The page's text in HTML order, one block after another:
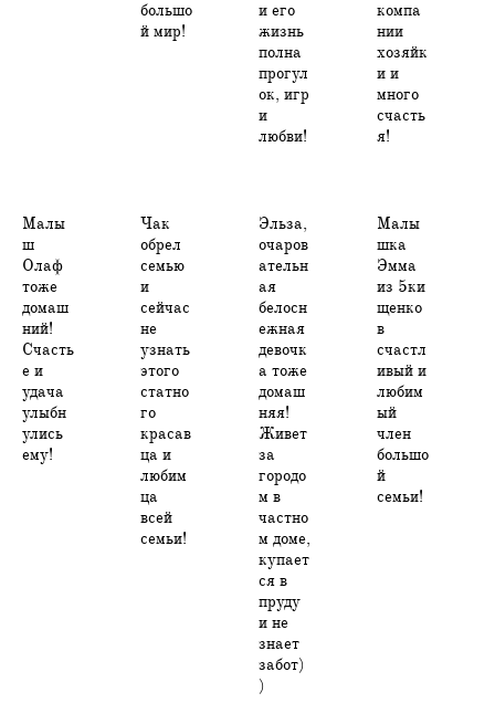
большо
й мир!
и его
жизнь
полна
прогул
ок, игр
и
любви!
компа
нии
хозяйк
и и
много
счасть
я!
Малы
ш
Олаф
тоже
домаш
ний!
Счасть
е и
удача
улыбн
улись
ему!
Чак
обрел
семью
и
сейчас
не
узнать
этого
статно
го
красав
ца и
любим
ца
всей
семьи!
Эльза,
очаров
ательн
ая
белосн
ежная
девочк
а тоже
домаш
няя!
Живет
за
городо
м в
частно
м доме,
купает
ся в
пруду
и не
знает
забот)
)
Малы
шка
Эмма
из 5ки
щенко
в
счастл
ивый и
любим
ый
член
большо
й
семьи!